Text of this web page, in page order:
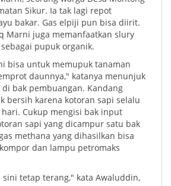
Sikur. Ia tak lagi repot
bakar. Gas elpiji pun bisa diirit.
Marni juga memanfaatkan slury
pupuk organik.
bisa untuk memupuk tanaman
daunnya," katanya menunjuk
bak pembuangan. Kandang
bersih karena kotoran sapi selalu
Cukup mengisi bak input
sapi yang dicampur satu bak
methana yang dihasilkan bisa
dan lampu petromaks
tetap terang," kata Awaluddin,